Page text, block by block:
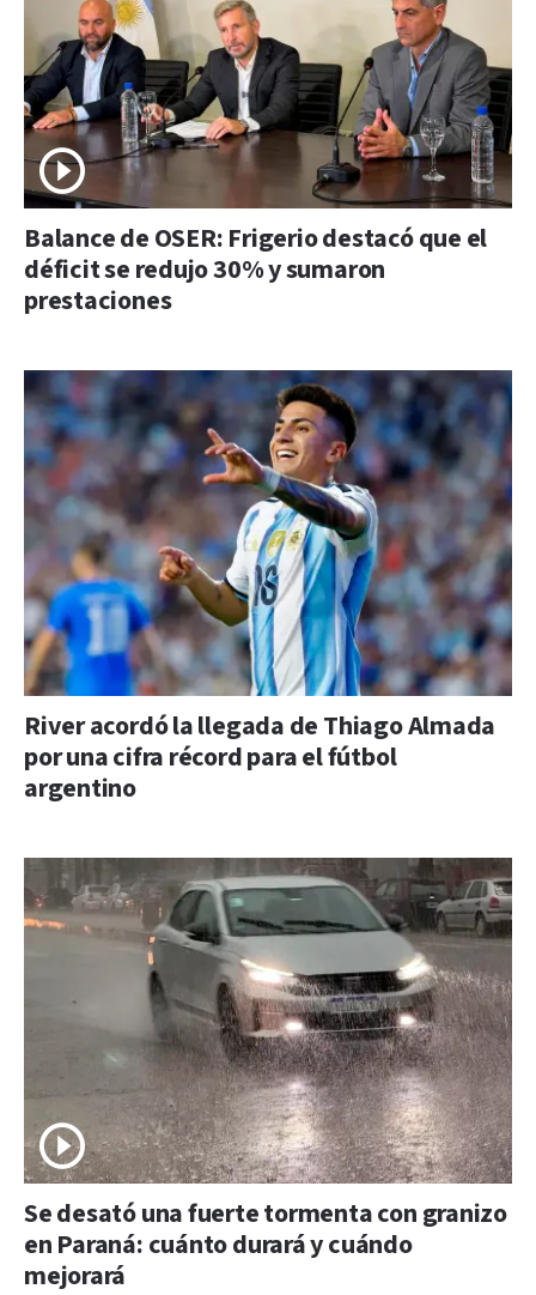
Balance de OSER: Frigerio destacó que el
déficit se redujo 30% y sumaron
prestaciones
River acordó la llegada de Thiago Almada
por una cifra récord para el fútbol
argentino
Se desató una fuerte tormenta con granizo
en Paraná: cuánto durará y cuándo
mejorará